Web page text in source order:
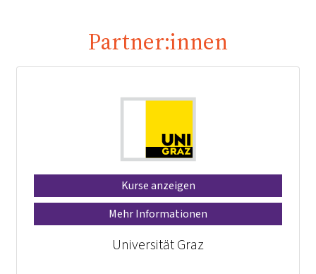
Partner:innen
Kurse anzeigen
Mehr Informationen
Universität Graz